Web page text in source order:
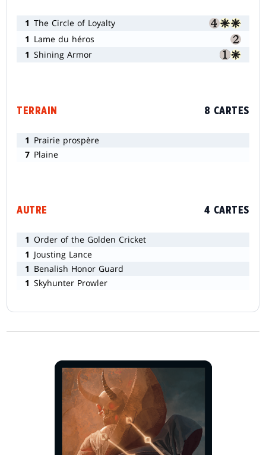
1 The Circle of Loyalty
1 Lame du héros
1 Shining Armor
TERRAIN 8 CARTES
1 Prairie prospère
7 Plaine
AUTRE 4 CARTES
1 Order of the Golden Cricket
1 Jousting Lance
1 Benalish Honor Guard
1 Skyhunter Prowler